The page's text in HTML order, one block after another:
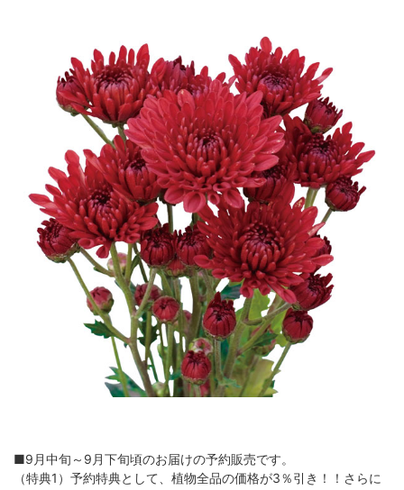
■9月中旬～9月下旬頃のお届けの予約販売です。
（特典1）予約特典として、植物全品の価格が3％引き！！さらに